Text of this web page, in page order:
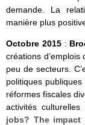
demande. La
manière plus
Octobre 2015 :
créations
peu de secteurs.
politiques
réformes fiscales
activités
jobs? The impact